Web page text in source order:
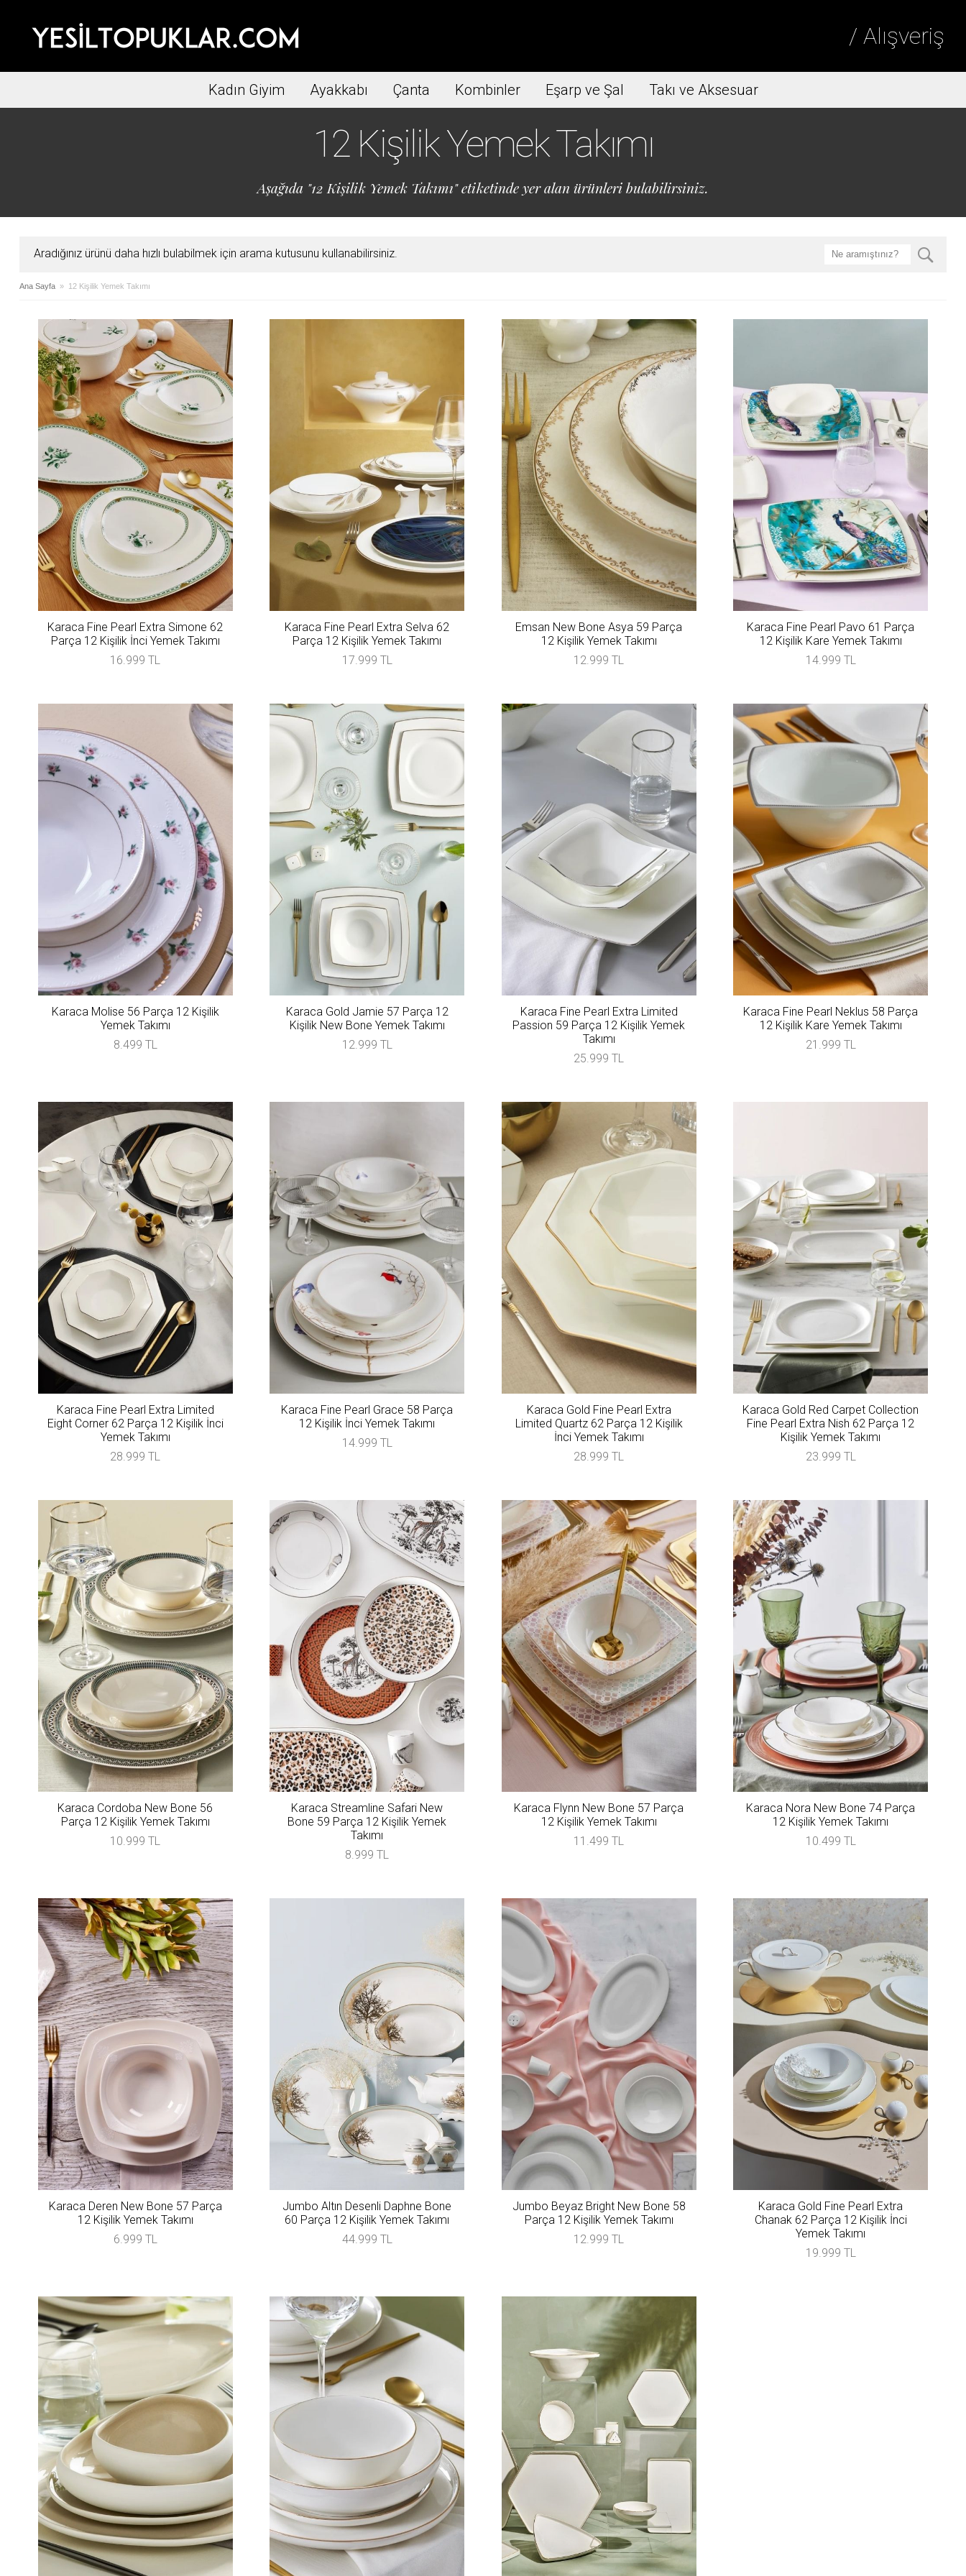
/ Alışveriş
Kadın Giyim Ayakkabı Çanta Kombinler Eşarp ve Şal Takı ve Aksesuar
12 Kişilik Yemek Takımı
Aşağıda "12 Kişilik Yemek Takımı" etiketinde yer alan ürünleri bulabilirsiniz.
Aradığınız ürünü daha hızlı bulabilmek için arama kutusunu kullanabilirsiniz.
Ana Sayfa» 12 Kişilik Yemek Takımı
Karaca Fine Pearl Extra Simone 62
Parça 12 Kişilik İnci Yemek Takımı
16.999 TL
Karaca Fine Pearl Extra Selva 62
Parça 12 Kişilik Yemek Takımı
17.999 TL
Emsan New Bone Asya 59 Parça
12 Kişilik Yemek Takımı
12.999 TL
Karaca Fine Pearl Pavo 61 Parça
12 Kişilik Kare Yemek Takımı
14.999 TL
Karaca Molise 56 Parça 12 Kişilik
Yemek Takımı
8.499 TL
Karaca Gold Jamie 57 Parça 12
Kişilik New Bone Yemek Takımı
12.999 TL
Karaca Fine Pearl Extra Limited
Passion 59 Parça 12 Kişilik Yemek
Takımı
25.999 TL
Karaca Fine Pearl Neklus 58 Parça
12 Kişilik Kare Yemek Takımı
21.999 TL
Karaca Fine Pearl Extra Limited
Eight Corner 62 Parça 12 Kişilik İnci
Yemek Takımı
28.999 TL
Karaca Fine Pearl Grace 58 Parça
12 Kişilik İnci Yemek Takımı
14.999 TL
Karaca Gold Fine Pearl Extra
Limited Quartz 62 Parça 12 Kişilik
İnci Yemek Takımı
28.999 TL
Karaca Gold Red Carpet Collection
Fine Pearl Extra Nish 62 Parça 12
Kişilik Yemek Takımı
23.999 TL
Karaca Cordoba New Bone 56
Parça 12 Kişilik Yemek Takımı
10.999 TL
Karaca Streamline Safari New
Bone 59 Parça 12 Kişilik Yemek
Takımı
8.999 TL
Karaca Flynn New Bone 57 Parça
12 Kişilik Yemek Takımı
11.499 TL
Karaca Nora New Bone 74 Parça
12 Kişilik Yemek Takımı
10.499 TL
Karaca Deren New Bone 57 Parça
12 Kişilik Yemek Takımı
6.999 TL
Jumbo Altın Desenli Daphne Bone
60 Parça 12 Kişilik Yemek Takımı
44.999 TL
Jumbo Beyaz Bright New Bone 58
Parça 12 Kişilik Yemek Takımı
12.999 TL
Karaca Gold Fine Pearl Extra
Chanak 62 Parça 12 Kişilik İnci
Yemek Takımı
19.999 TL